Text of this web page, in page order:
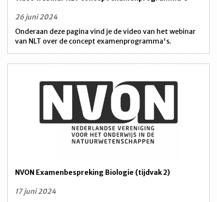
26 juni 2024
Onderaan deze pagina vind je de video van het webinar
van NLT over de concept examenprogramma's.
NVON Examenbespreking Biologie (tijdvak 2)
17 juni 2024